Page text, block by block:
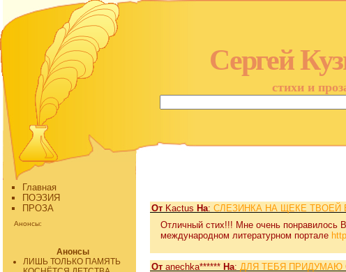
Сергей
стихи и
Главная
ПОЭЗИЯ
ПРОЗА
Анонсы:
Анонсы
ЛИШЬ ТОЛЬКО ПАМЯТЬ
От Kactus На: СЛЕЗИНКА НА ЩЕКЕ ТВОЕЙ
Отличный стих!!! Мне очень понравилось
международном литературном портале
От anechka****** На: ДЛЯ ТЕБЯ ПРИДУМАЮ